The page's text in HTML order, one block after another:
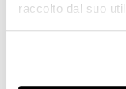
raccolto dal suo
Board of
Statutory